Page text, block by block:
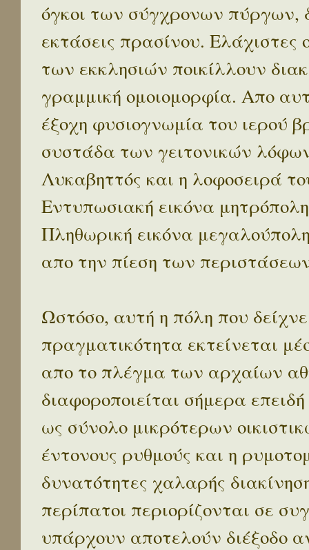
όγκοι των σύγχρονων πύργων,
εκτάσεις πρασίνου.
των εκκλησιών ποικίλλουν
γραμμική ομοιομορφία. Απο
έξοχη φυσιογνωμία του ιερού
συστάδα των γειτονικών
Λυκαβηττός και η λοφοσειρά
Εντυπωσιακή εικόνα
Πληθωρική εικόνα
απο την πίεση των
Ωστόσο, αυτή η πόλη που
πραγματικότητα εκτείνεται
απο το πλέγμα των αρχαίων
διαφοροποιείται σήμερα
ως σύνολο μικρότερων
έντονους ρυθμούς και η
δυνατότητες χαλαρής
περίπατοι περιορίζονται σε
υπάρχουν αποτελούν διέξοδο